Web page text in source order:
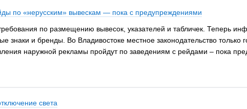
по «нерусским» вывескам — пока с предупреждениями
по размещению вывесок, указателей и табличек. Теперь
знаки и бренды. Во Владивостоке местное законодательство
наружной рекламы пройдут по заведениям с рейдами – пока
света